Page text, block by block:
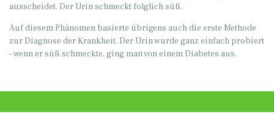
ausscheidet. Der Urin schmeckt folglich süß.
Auf diesem Phänomen basierte übrigens auch die erste Methode
zur Diagnose der Krankheit. Der Urin wurde ganz einfach probiert
– wenn er süß schmeckte, ging man von einem Diabetes aus.